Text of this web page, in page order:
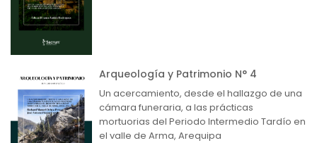
Arqueología y Patrimonio N° 4
Un acercamiento, desde el hallazgo de una
cámara funeraria, a las prácticas
mortuorias del Periodo Intermedio Tardío en
el valle de Arma, Arequipa